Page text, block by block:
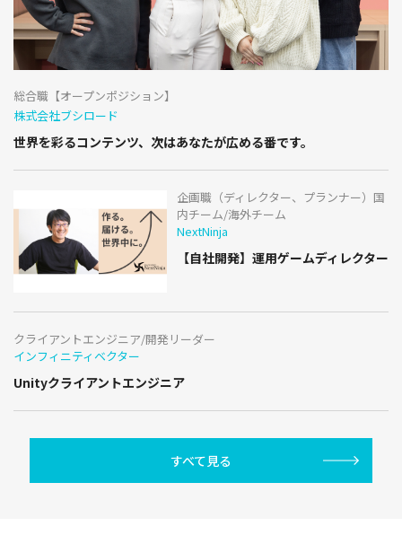
総合職【オープンポジション】
株式会社ブシロード
世界を彩るコンテンツ、次はあなたが広める番です。
企画職（ディレクター、プランナー）国
内チーム/海外チーム
NextNinja
【自社開発】運用ゲームディレクター
クライアントエンジニア/開発リーダー
インフィニティベクター
Unityクライアントエンジニア
すべて見る